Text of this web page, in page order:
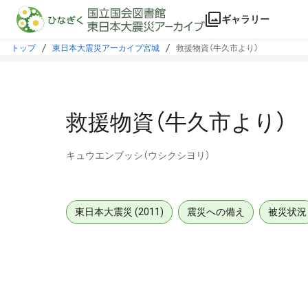
本文に飛ぶ
ギャラリー
トップ 東日本大震災アーカイブ宮城 救援物資（牛久市より）
救援物資（牛久市より）
キュウエンブッシ（ウシクシヨリ）
東日本大震災 (2011) 震災への備え 被災状況